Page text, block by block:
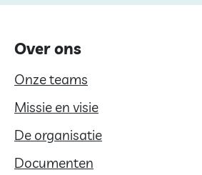
Over ons
Onze teams
Missie en visie
De organisatie
Documenten